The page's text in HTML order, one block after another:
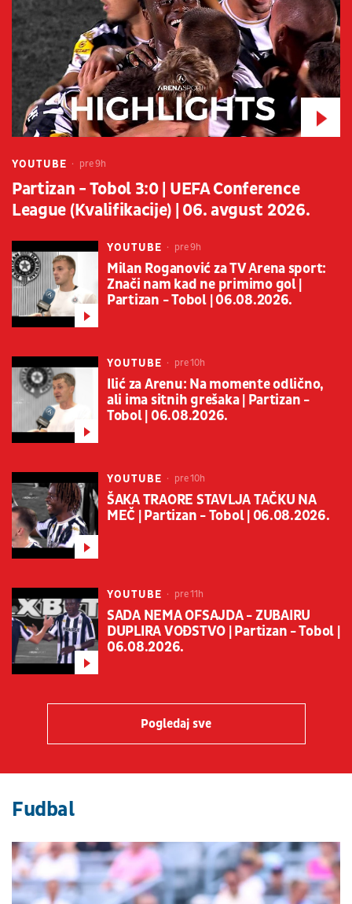
YOUTUBE pre 9h
Partizan - Tobol 3:0 | UEFA Conference
League (Kvalifikacije) | 06. avgust 2026.
YOUTUBE pre 9h
Milan Roganović za TV Arena sport:
Znači nam kad ne primimo gol |
Partizan - Tobol | 06.08.2026.
YOUTUBE pre 10h
Ilić za Arenu: Na momente odlično,
ali ima sitnih grešaka | Partizan -
Tobol | 06.08.2026.
YOUTUBE pre 10h
ŠAKA TRAORE STAVLJA TAČKU NA
MEČ | Partizan - Tobol | 06.08.2026.
YOUTUBE pre 11h
SADA NEMA OFSAJDA - ZUBAIRU
DUPLIRA VOĐSTVO | Partizan - Tobol |
06.08.2026.
Pogledaj sve
Fudbal